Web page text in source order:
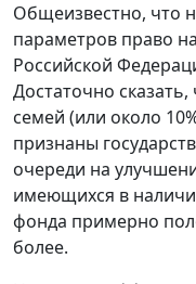
Общеизвестно, что
параметров право
Российской
Достаточно
семей (или около
признаны
очереди на
имеющихся в
фонда примерно
более.